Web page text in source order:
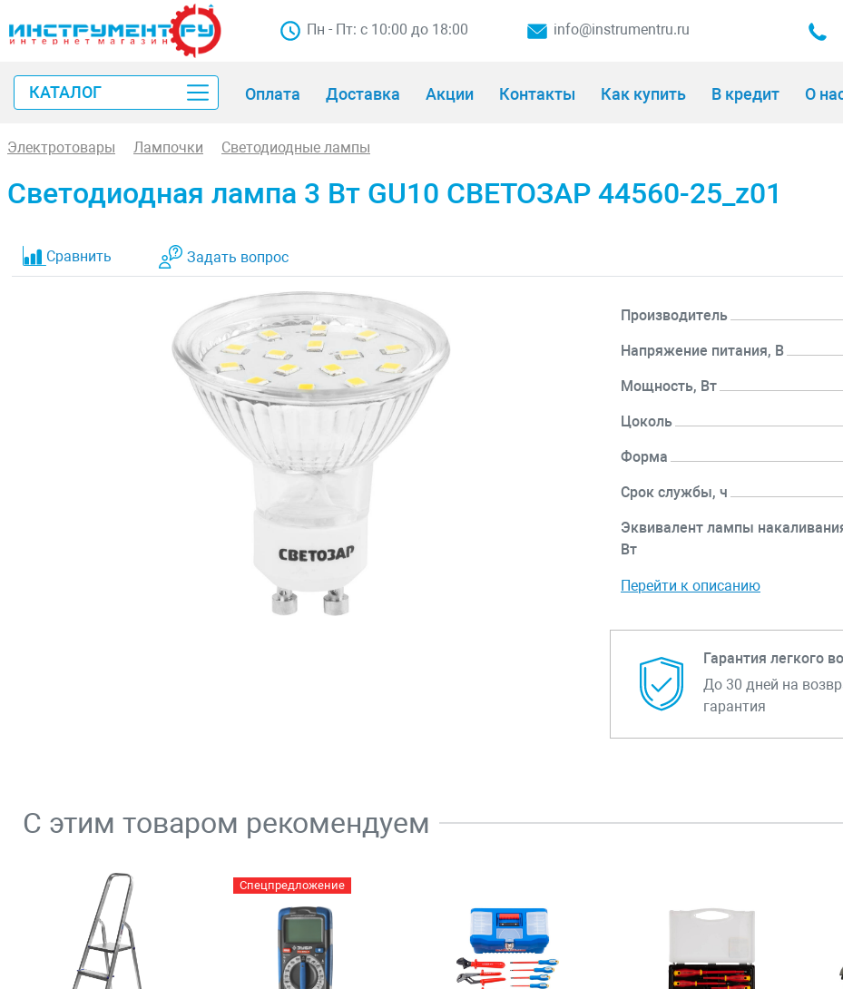
Пн - Пт: с 10:00 до 18:00 info@instrumentru.ru
КАТАЛОГ Оплата Доставка Акции Контакты Как купить В кредит О
Электротовары Лампочки Светодиодные лампы
Светодиодная лампа 3 Вт GU10 СВЕТОЗАР 44560-25_z01
Сравнить Задать вопрос
Производитель
Напряжение питания, В
Мощность, Вт
Цоколь
Форма
Срок службы, ч
Эквивалент лампы
Вт
Перейти к описанию
Гарантия легкого
До 30 дней на
гарантия
С этим товаром рекомендуем
Спецпредложение